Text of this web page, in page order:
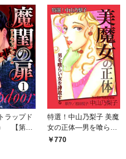
ラップド
【第1
特選！中山乃梨子 美魔
女の正体―男を喰らい
女を搾取する―
770